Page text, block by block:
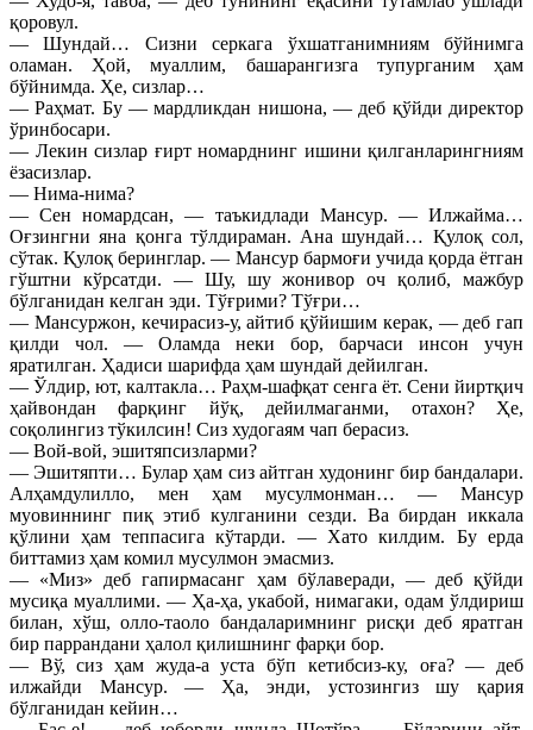
қоровул.
— Шундай… Сизни серкага ўхшатганимниям бўйнимга
оламан. Ҳой, муаллим, башарангизга тупурганим ҳам
бўйнимда. Ҳе, сизлар…
— Раҳмат. Бу — мардликдан нишона, — деб қўйди директор
ўринбосари.
— Лекин сизлар ғирт номарднинг ишини қилганларингниям
ёзасизлар.
— Нима-нима?
— Сен номардсан, — таъкидлади Мансур. — Илжайма…
Оғзингни яна қонга тўлдираман. Ана шундай… Қулоқ сол,
сўтак. Қулоқ беринглар. — Мансур бармоғи учида қорда ётган
гўштни кўрсатди. — Шу, шу жонивор оч қолиб, мажбур
бўлганидан келган эди. Тўғрими? Тўғри…
— Мансуржон, кечирасиз-у, айтиб қўйишим керак, — деб гап
қилди чол. — Оламда неки бор, барчаси инсон учун
яратилган. Ҳадиси шарифда ҳам шундай дейилган.
— Ўлдир, ют, калтакла… Раҳм-шафқат сенга ёт. Сени йиртқич
ҳайвондан фарқинг йўқ, дейилмаганми, отахон? Ҳе,
соқолингиз тўкилсин! Сиз худогаям чап берасиз.
— Вой-вой, эшитяпсизларми?
— Эшитяпти… Булар ҳам сиз айтган худонинг бир бандалари.
Алҳамдулилло, мен ҳам мусулмонман… — Мансур
муовиннинг пиқ этиб кулганини сезди. Ва бирдан иккала
қўлини ҳам теппасига кўтарди. — Хато килдим. Бу ерда
биттамиз ҳам комил мусулмон эмасмиз.
— «Миз» деб гапирмасанг ҳам бўлаверади, — деб қўйди
мусиқа муаллими. — Ҳа-ҳа, укабой, нимагаки, одам ўлдириш
билан, хўш, олло-таоло бандаларимнинг рисқи деб яратган
бир паррандани ҳалол қилишнинг фарқи бор.
— Вў, сиз ҳам жуда-а уста бўп кетибсиз-ку, оға? — деб
илжайди Мансур. — Ҳа, энди, устозингиз шу қария
бўлганидан кейин…